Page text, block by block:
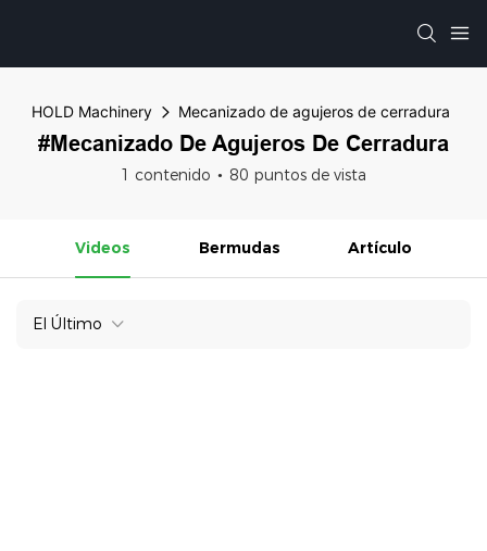
HOLD Machinery Mecanizado de agujeros de cerradura
#Mecanizado De Agujeros De Cerradura
1 contenido 80 puntos de vista
Videos Bermudas Artículo
El Último